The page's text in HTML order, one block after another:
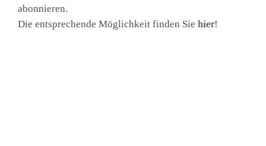
abonnieren.
Die entsprechende Möglichkeit finden Sie hier!